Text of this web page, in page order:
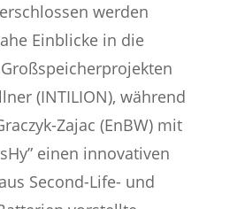
werden
Einblicke in die
(INTILION), während
Zajac (EnBW) mit
einen innovativen
Second-Life- und